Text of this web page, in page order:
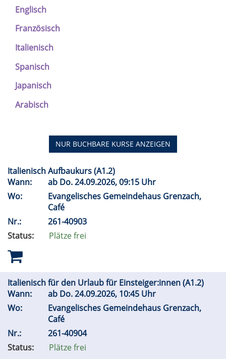
Englisch
Französisch
Italienisch
Spanisch
Japanisch
Arabisch
NUR BUCHBARE KURSE ANZEIGEN
Italienisch Aufbaukurs (A1.2)
Wann:
ab Do.24.09.2026, 09:15 Uhr
Wo:
Evangelisches Gemeindehaus Grenzach,
Café
Nr.:
261-40903
Status:
Plätze frei
Italienisch für den Urlaub für Einsteiger:innen (A1.2)
Wann:
ab Do.24.09.2026, 10:45 Uhr
Wo:
Evangelisches Gemeindehaus Grenzach,
Café
Nr.:
261-40904
Status:
Plätze frei